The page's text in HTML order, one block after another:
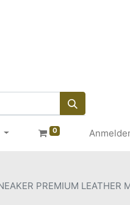
0
PREMIUM LEATHER